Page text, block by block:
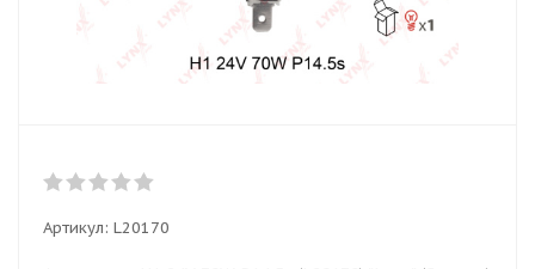
Артикул: L20170